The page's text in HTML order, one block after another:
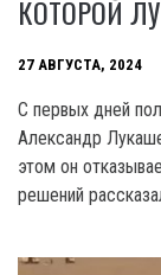
КОТОРОЙ
27 АВГУСТА, 2024
С первых дней
Александр
этом он
решений